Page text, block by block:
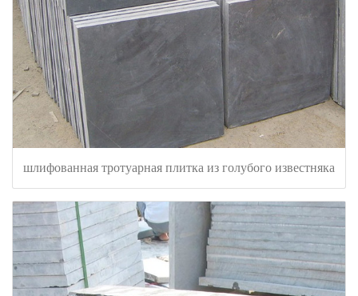
шлифованная тротуарная плитка из голубого известняка